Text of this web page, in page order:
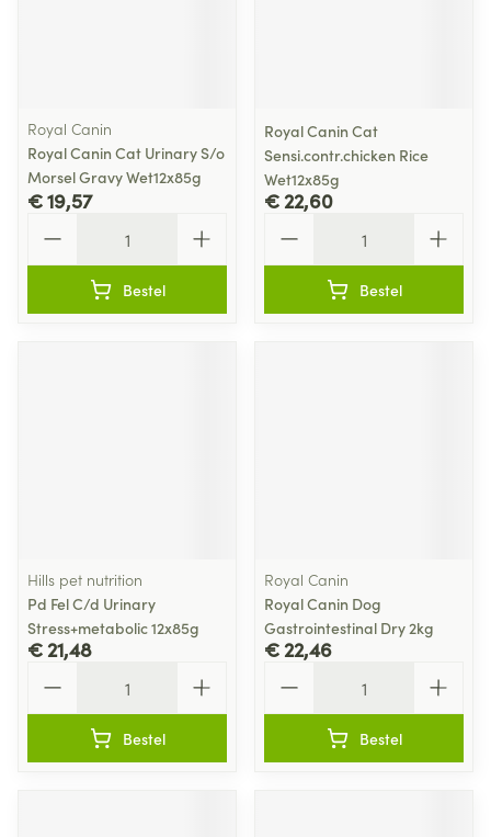
Royal Canin
Royal Canin Cat Urinary S/o
Morsel Gravy Wet12x85g
€ 19,57
Bestel
Royal Canin Cat
Sensi.contr.chicken Rice
Wet12x85g
€ 22,60
Bestel
Hills pet nutrition
Pd Fel C/d Urinary
Stress+metabolic 12x85g
€ 21,48
Bestel
Royal Canin
Royal Canin Dog
Gastrointestinal Dry 2kg
€ 22,46
Bestel